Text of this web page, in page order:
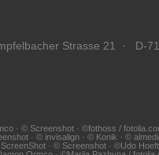
Strasse 21 · D-
· © Screenshot · ©fothoss /
· © invisalign · © Konik · ©
· © Screenshot · ©Udo